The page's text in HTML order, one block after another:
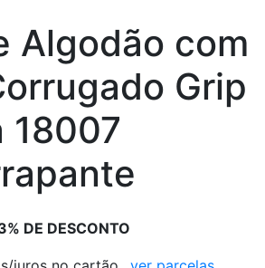
Algodão com
Grip
18007
DE DESCONTO